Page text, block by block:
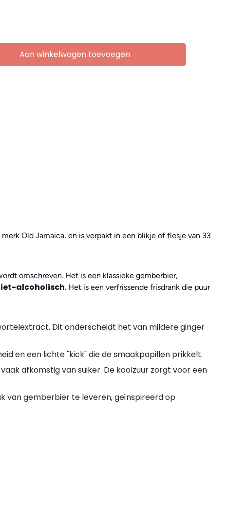
Aan winkelwagen toevoegen
Old Jamaica, en is verpakt in een blikje of flesje van 33
omschreven. Het is een klassieke gemberbier,
alcoholisch. Het is een verfrissende frisdrank die puur
Dit onderscheidt het van mildere ginger
en een lichte "kick" die de smaakpapillen prikkelt.
afkomstig van suiker. De koolzuur zorgt voor een
van gemberbier te leveren, geïnspireerd op